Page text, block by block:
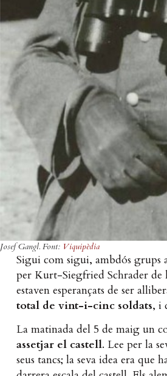
Josef Gangl. Font: Viquipèdia
Sigui com sigui, ambdós grups
per Kurt-Siegfried Schrader de
estaven esperançats de ser
total de vint-i-cinc soldats, i
La matinada del 5 de maig un
assetjar el castell. Lee per la
seus tancs; la seva idea era que